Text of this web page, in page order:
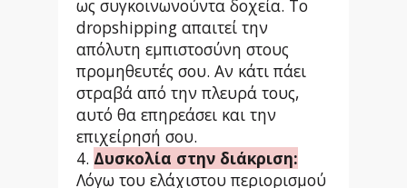
ως συγκοινωνούντα δοχεία. Το
dropshipping απαιτεί την
απόλυτη εμπιστοσύνη στους
προμηθευτές σου. Αν κάτι πάει
στραβά από την πλευρά τους,
αυτό θα επηρεάσει και την
επιχείρησή σου.
4. Δυσκολία στην διάκριση:
Λόγω του ελάχιστου περιορισμού